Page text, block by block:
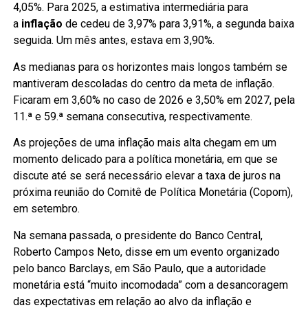
4,05%. Para 2025, a estimativa intermediária para
a inflação de cedeu de 3,97% para 3,91%, a segunda baixa
seguida. Um mês antes, estava em 3,90%.
As medianas para os horizontes mais longos também se
mantiveram descoladas do centro da meta de inflação.
Ficaram em 3,60% no caso de 2026 e 3,50% em 2027, pela
11.ª e 59.ª semana consecutiva, respectivamente.
As projeções de uma inflação mais alta chegam em um
momento delicado para a política monetária, em que se
discute até se será necessário elevar a taxa de juros na
próxima reunião do Comitê de Política Monetária (Copom),
em setembro.
Na semana passada, o presidente do Banco Central,
Roberto Campos Neto, disse em um evento organizado
pelo banco Barclays, em São Paulo, que a autoridade
monetária está “muito incomodada” com a desancoragem
das expectativas em relação ao alvo da inflação e